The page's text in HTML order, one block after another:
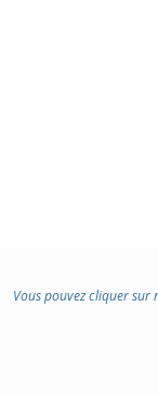
Vous pouvez cliquer